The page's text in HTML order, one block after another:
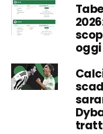
oggi